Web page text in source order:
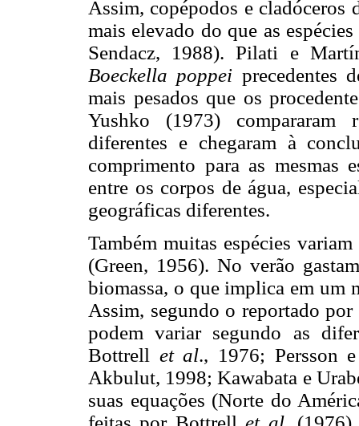
Assim, copépodos e cladóceros
mais elevado do que as
Sendacz, 1988). Pilati e
Boeckella poppei precedentes
mais pesados que os
Yushko (1973) compararam
diferentes e chegaram à
comprimento para as mesmas
entre os corpos de água,
geográficas diferentes.
Também muitas espécies
(Green, 1956). No verão
biomassa, o que implica em um
Assim, segundo o reportado por
podem variar segundo as
Bottrell et al., 1976; Persson
Akbulut, 1998; Kawabata e
suas equações (Norte do